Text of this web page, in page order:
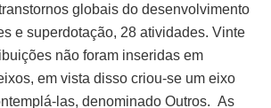
globais do desenvolvimento
e superdotação, 28 atividades. Vinte
não foram inseridas em
em vista disso criou-se um eixo
las, denominado Outros. As